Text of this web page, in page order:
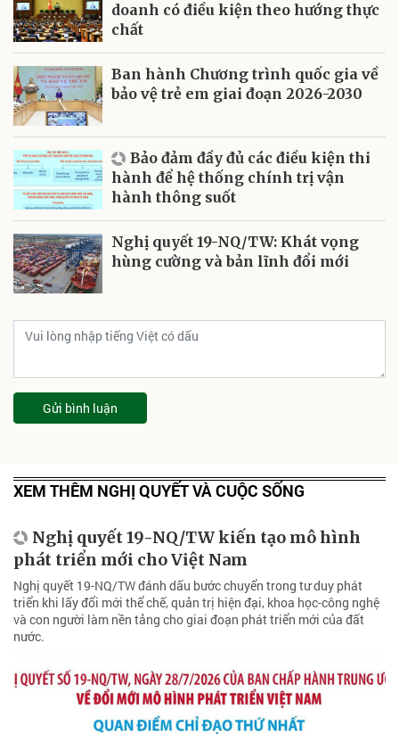
doanh có điều kiện theo hướng thực
chất
Ban hành Chương trình quốc gia về
bảo vệ trẻ em giai đoạn 2026-2030
Bảo đảm đầy đủ các điều kiện thi
hành để hệ thống chính trị vận
hành thông suốt
Nghị quyết 19-NQ/TW: Khát vọng
hùng cường và bản lĩnh đổi mới
Gửi bình luận
XEM THÊM NGHỊ QUYẾT VÀ CUỘC SỐNG
Nghị quyết 19-NQ/TW kiến tạo mô hình
phát triển mới cho Việt Nam
Nghị quyết 19-NQ/TW đánh dấu bước chuyển trong tư duy phát
triển khi lấy đổi mới thể chế, quản trị hiện đại, khoa học-công nghệ
và con người làm nền tảng cho giai đoạn phát triển mới của đất
nước.